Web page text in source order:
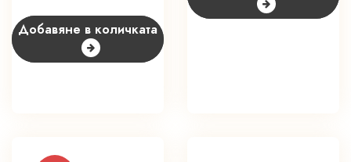
Добавяне в количката